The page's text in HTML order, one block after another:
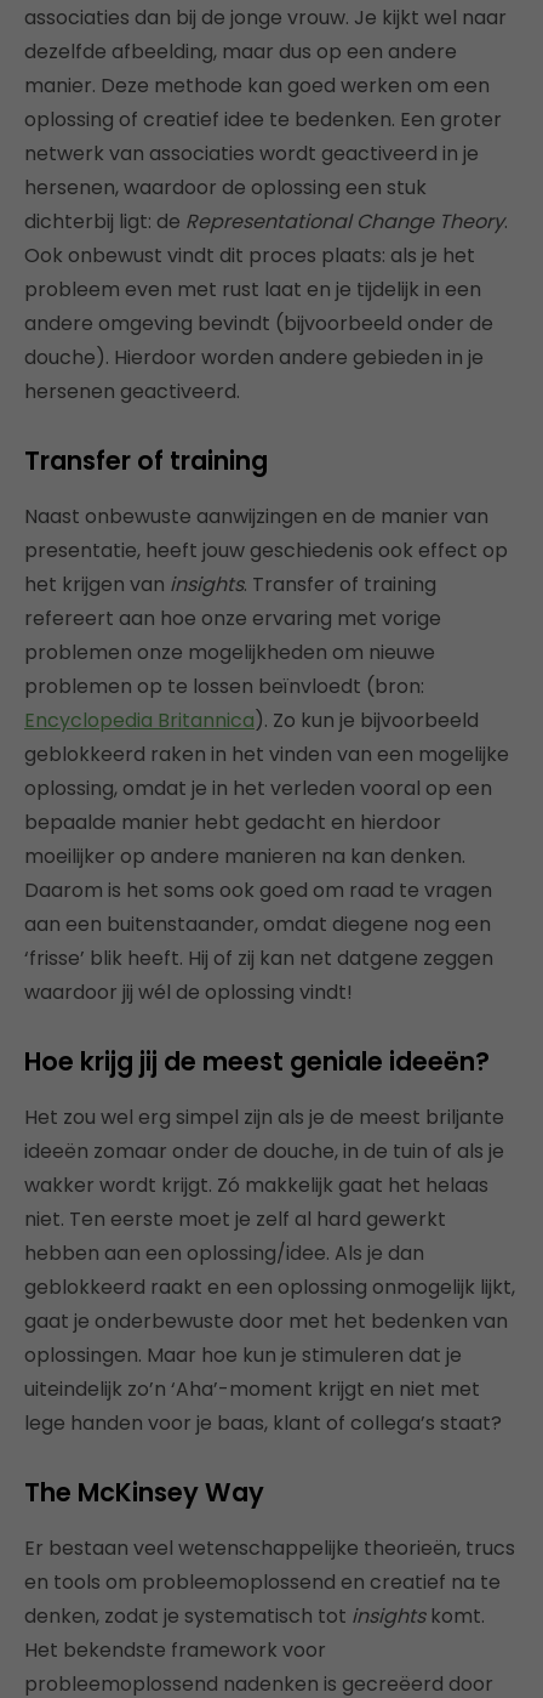
associaties dan bij de jonge vrouw. Je kijkt wel naar
dezelfde afbeelding, maar dus op een andere
manier. Deze methode kan goed werken om een
oplossing of creatief idee te bedenken. Een groter
netwerk van associaties wordt geactiveerd in je
hersenen, waardoor de oplossing een stuk
dichterbij ligt: de Representational Change Theory.
Ook onbewust vindt dit proces plaats: als je het
probleem even met rust laat en je tijdelijk in een
andere omgeving bevindt (bijvoorbeeld onder de
douche). Hierdoor worden andere gebieden in je
hersenen geactiveerd.
Transfer of training
Naast onbewuste aanwijzingen en de manier van
presentatie, heeft jouw geschiedenis ook effect op
het krijgen van insights. Transfer of training
refereert aan hoe onze ervaring met vorige
problemen onze mogelijkheden om nieuwe
problemen op te lossen beïnvloedt (bron:
Encyclopedia Britannica). Zo kun je bijvoorbeeld
geblokkeerd raken in het vinden van een mogelijke
oplossing, omdat je in het verleden vooral op een
bepaalde manier hebt gedacht en hierdoor
moeilijker op andere manieren na kan denken.
Daarom is het soms ook goed om raad te vragen
aan een buitenstaander, omdat diegene nog een
‘frisse’ blik heeft. Hij of zij kan net datgene zeggen
waardoor jij wél de oplossing vindt!
Hoe krijg jij de meest geniale ideeën?
Het zou wel erg simpel zijn als je de meest briljante
ideeën zomaar onder de douche, in de tuin of als je
wakker wordt krijgt. Zó makkelijk gaat het helaas
niet. Ten eerste moet je zelf al hard gewerkt
hebben aan een oplossing/idee. Als je dan
geblokkeerd raakt en een oplossing onmogelijk lijkt,
gaat je onderbewuste door met het bedenken van
oplossingen. Maar hoe kun je stimuleren dat je
uiteindelijk zo’n ‘Aha’-moment krijgt en niet met
lege handen voor je baas, klant of collega’s staat?
The McKinsey Way
Er bestaan veel wetenschappelijke theorieën, trucs
en tools om probleemoplossend en creatief na te
denken, zodat je systematisch tot insightskomt.
Het bekendste framework voor
probleemoplossend nadenken is gecreëerd door